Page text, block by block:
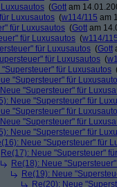
(Gott am
Luxusautos (w114/115 am
für Luxusautos (Gott am
für Luxusautos (w114/
für Luxusautos (Gott
für Luxusautos (
"Supersteuer" für Luxusautos
"Supersteuer" für
"Supersteuer" für
Neue "Supersteuer" für
"Supersteuer" für
"Supersteuer" für
Neue "Supersteuer" für
Neue "Supersteuer" für
Re(17): Neue "Supersteuer"
Re(18): Neue
Re(19): Neue
Re(20): Neue